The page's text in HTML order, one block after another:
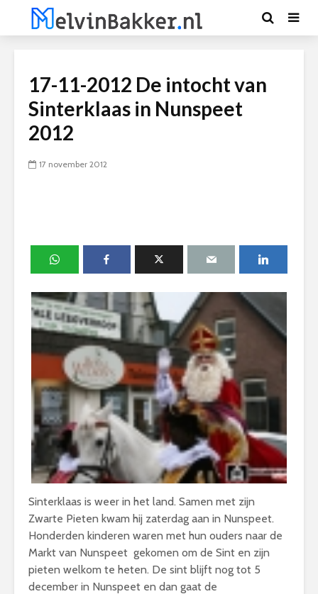
17-11-2012 De intocht van
Sinterklaas in Nunspeet
2012
17 november 2012
Sinterklaas is weer in het land. Samen met zijn
Zwarte Pieten kwam hij zaterdag aan in Nunspeet.
Honderden kinderen waren met hun ouders naar de
Markt van Nunspeet gekomen om de Sint en zijn
pieten welkom te heten. De sint blijft nog tot 5
december in Nunspeet en dan gaat de